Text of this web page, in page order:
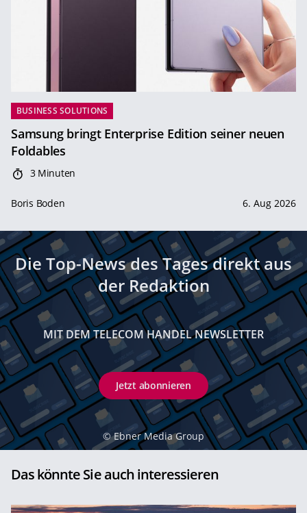
BUSINESS SOLUTIONS
Samsung bringt Enterprise Edition seiner neuen
Foldables
3 Minuten
Boris Boden 6. Aug 2026
Die Top-News des Tages direkt aus
der Redaktion
MIT DEM TELECOM HANDEL NEWSLETTER
Jetzt abonnieren
© Ebner Media Group
Das könnte Sie auch interessieren